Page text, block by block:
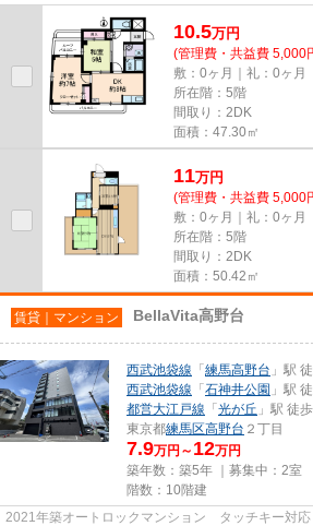
10.5万円
(管理費・共益費 5,000
敷：0ヶ月｜礼：0ヶ月
所在階：5階
間取り：2DK
面積：47.30㎡
11万円
(管理費・共益費 5,000
敷：0ヶ月｜礼：0ヶ月
所在階：5階
間取り：2DK
面積：50.42㎡
賃貸｜マンション BellaVita高野台
西武池袋線 「 練馬高野台 」駅
西武池袋線 「 石神井公園 」駅
都営大江戸線 「 光が丘 」駅 徒
東京都練馬区高野台 ２丁目
7.9万円～ 12万円
築年数：築5年 ｜募集中： 2室
階数：10階建
2021年築オートロックマンション タッチキー対